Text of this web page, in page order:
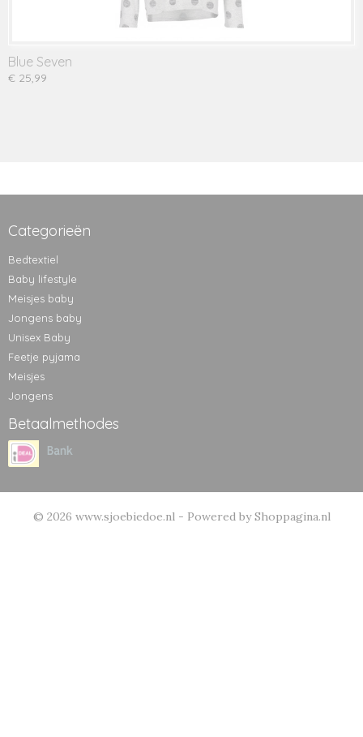
Blue Seven
€ 25,99
Categorieën
Bedtextiel
Baby lifestyle
Meisjes baby
Jongens baby
Unisex Baby
Feetje pyjama
Meisjes
Jongens
Betaalmethodes
© 2026 www.sjoebiedoe.nl - Powered by Shoppagina.nl